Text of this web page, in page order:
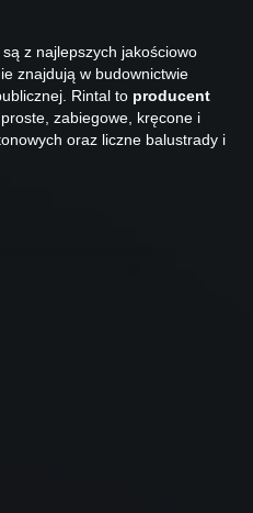
z najlepszych jakościowo
znajdują w budownictwie
Rintal to producent
zabiegowe, kręcone i
oraz liczne balustrady i